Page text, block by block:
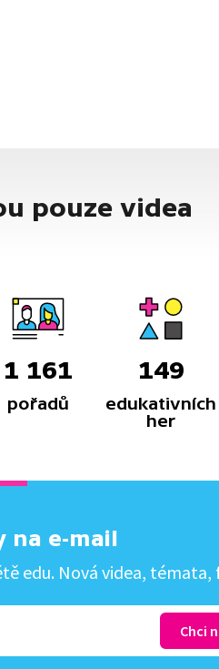
pouze videa
1 161
pořadů
149
edukativních
her
na e-mail
edu. Nová videa, témata,